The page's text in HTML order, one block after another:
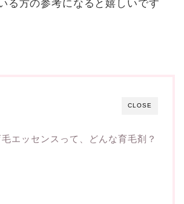
る方の参考になると嬉しいです
CLOSE
エッセンスって、どんな育毛剤？